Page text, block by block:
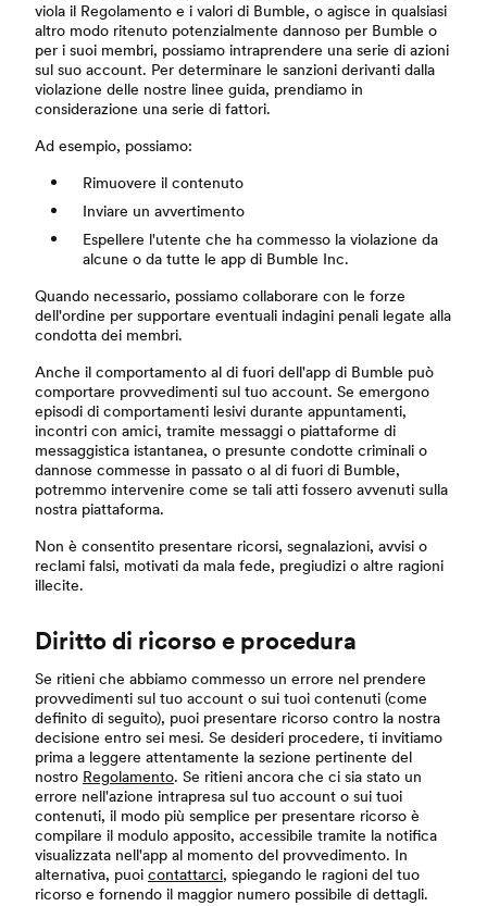
viola il Regolamento e i valori di Bumble, o agisce in qualsiasi
altro modo ritenuto potenzialmente dannoso per Bumble o
per i suoi membri, possiamo intraprendere una serie di azioni
sul suo account. Per determinare le sanzioni derivanti dalla
violazione delle nostre linee guida, prendiamo in
considerazione una serie di fattori.
Ad esempio, possiamo:
Rimuovere il contenuto
Inviare un avvertimento
Espellere l'utente che ha commesso la violazione da
alcune o da tutte le app di Bumble Inc.
Quando necessario, possiamo collaborare con le forze
dell'ordine per supportare eventuali indagini penali legate alla
condotta dei membri.
Anche il comportamento al di fuori dell'app di Bumble può
comportare provvedimenti sul tuo account. Se emergono
episodi di comportamenti lesivi durante appuntamenti,
incontri con amici, tramite messaggi o piattaforme di
messaggistica istantanea, o presunte condotte criminali o
dannose commesse in passato o al di fuori di Bumble,
potremmo intervenire come se tali atti fossero avvenuti sulla
nostra piattaforma.
Non è consentito presentare ricorsi, segnalazioni, avvisi o
reclami falsi, motivati da mala fede, pregiudizi o altre ragioni
illecite.
Diritto di ricorso e procedura
Se ritieni che abbiamo commesso un errore nel prendere
provvedimenti sul tuo account o sui tuoi contenuti (come
definito di seguito), puoi presentare ricorso contro la nostra
decisione entro sei mesi. Se desideri procedere, ti invitiamo
prima a leggere attentamente la sezione pertinente del
nostro Regolamento. Se ritieni ancora che ci sia stato un
errore nell'azione intrapresa sul tuo account o sui tuoi
contenuti, il modo più semplice per presentare ricorso è
compilare il modulo apposito, accessibile tramite la notifica
visualizzata nell'app al momento del provvedimento. In
alternativa, puoi contattarci, spiegando le ragioni del tuo
ricorso e fornendo il maggior numero possibile di dettagli.